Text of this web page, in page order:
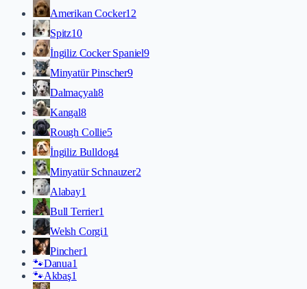
Amerikan Cocker12
Spitz10
İngiliz Cocker Spaniel9
Minyatür Pinscher9
Dalmaçyalı8
Kangal8
Rough Collie5
İngiliz Bulldog4
Minyatür Schnauzer2
Alabay1
Bull Terrier1
Welsh Corgi1
Pincher1
🐾Danua1
🐾Akbaş1